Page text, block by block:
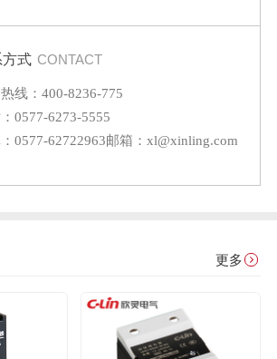
式 CONTACT
线：400-8236-775
0577-6273-5555
0577-62722963邮箱：xl@xinling.com
更多